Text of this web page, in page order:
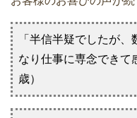
「半信半疑でしたが
なり仕事に専念できて
歳）